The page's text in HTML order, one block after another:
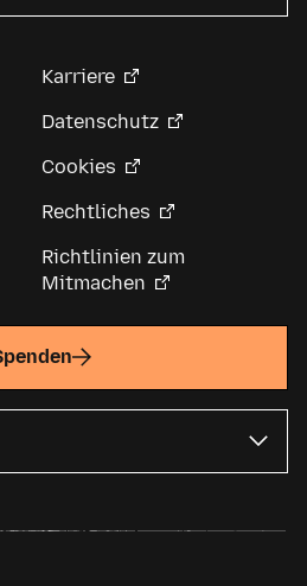
Karriere
Datenschutz
Cookies
Rechtliches
Richtlinien zum
Mitmachen